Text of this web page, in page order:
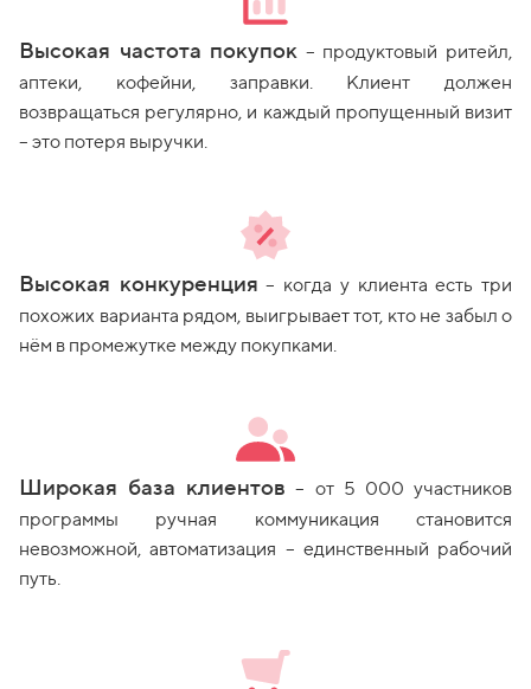
Высокая частота покупок – продуктовый ритейл,
аптеки, кофейни, заправки. Клиент должен
возвращаться регулярно, и каждый пропущенный визит
– это потеря выручки.
Высокая конкуренция – когда у клиента есть три
похожих варианта рядом, выигрывает тот, кто не забыл о
нём в промежутке между покупками.
Широкая база клиентов – от 5 000 участников
программы ручная коммуникация становится
невозможной, автоматизация – единственный рабочий
путь.